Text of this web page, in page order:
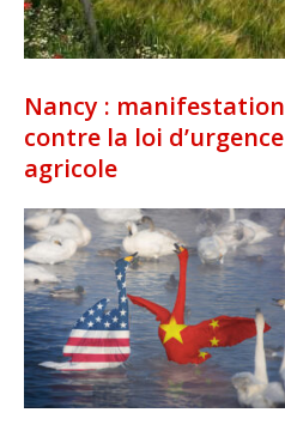
Nancy : manifestation
contre la loi d’urgence
agricole